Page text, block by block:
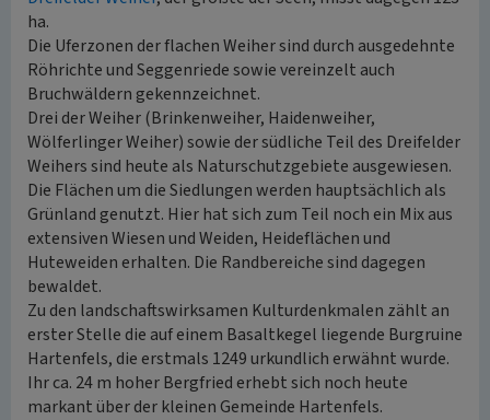
ha.
Die Uferzonen der flachen Weiher sind durch ausgedehnte
Röhrichte und Seggenriede sowie vereinzelt auch
Bruchwäldern gekennzeichnet.
Drei der Weiher (Brinkenweiher, Haidenweiher,
Wölferlinger Weiher) sowie der südliche Teil des Dreifelder
Weihers sind heute als Naturschutzgebiete ausgewiesen.
Die Flächen um die Siedlungen werden hauptsächlich als
Grünland genutzt. Hier hat sich zum Teil noch ein Mix aus
extensiven Wiesen und Weiden, Heideflächen und
Huteweiden erhalten. Die Randbereiche sind dagegen
bewaldet.
Zu den landschaftswirksamen Kulturdenkmalen zählt an
erster Stelle die auf einem Basaltkegel liegende Burgruine
Hartenfels, die erstmals 1249 urkundlich erwähnt wurde.
Ihr ca. 24 m hoher Bergfried erhebt sich noch heute
markant über der kleinen Gemeinde Hartenfels.